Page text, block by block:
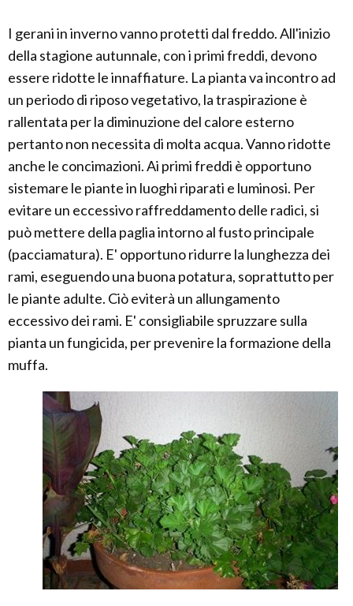
I gerani in inverno vanno protetti dal freddo. All'inizio
della stagione autunnale, con i primi freddi, devono
essere ridotte le innaffiature. La pianta va incontro ad
un periodo di riposo vegetativo, la traspirazione è
rallentata per la diminuzione del calore esterno
pertanto non necessita di molta acqua. Vanno ridotte
anche le concimazioni. Ai primi freddi è opportuno
sistemare le piante in luoghi riparati e luminosi. Per
evitare un eccessivo raffreddamento delle radici, si
può mettere della paglia intorno al fusto principale
(pacciamatura). E' opportuno ridurre la lunghezza dei
rami, eseguendo una buona potatura, soprattutto per
le piante adulte. Ciò eviterà un allungamento
eccessivo dei rami. E' consigliabile spruzzare sulla
pianta un fungicida, per prevenire la formazione della
muffa.